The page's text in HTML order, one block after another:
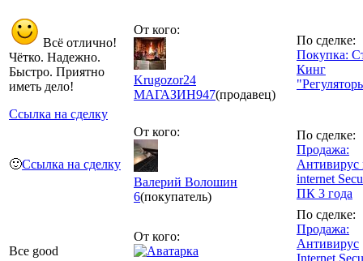
Всё отлично!
Чётко. Надежно.
Быстро. Приятно
иметь дело!
Ссылка на сделку
От кого:
Krugozor24
МАГАЗИН947(продавец)
По сделке:
Покупка:
Кинг
🙂Ссылка на сделку
От кого:
Валерий Волошин
6(покупатель)
По сделке:
Продажа:
Антивирус
internet
ПК 3 года
Все good
От кого:
По сделке:
Продажа:
Антивирус
Internet